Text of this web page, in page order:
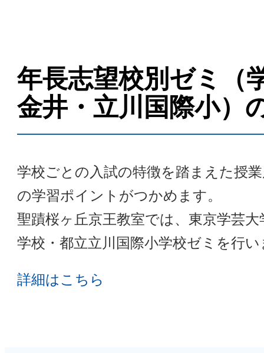
年長志望校別ゼミ（
金井・立川国際小）
学校ごとの入試の特徴を踏まえた授
の学習ポイントがつかめます。
聖蹟桜ヶ丘京王教室では、東京学芸大
学校・都立立川国際小学校ゼミを行
詳細はこちら